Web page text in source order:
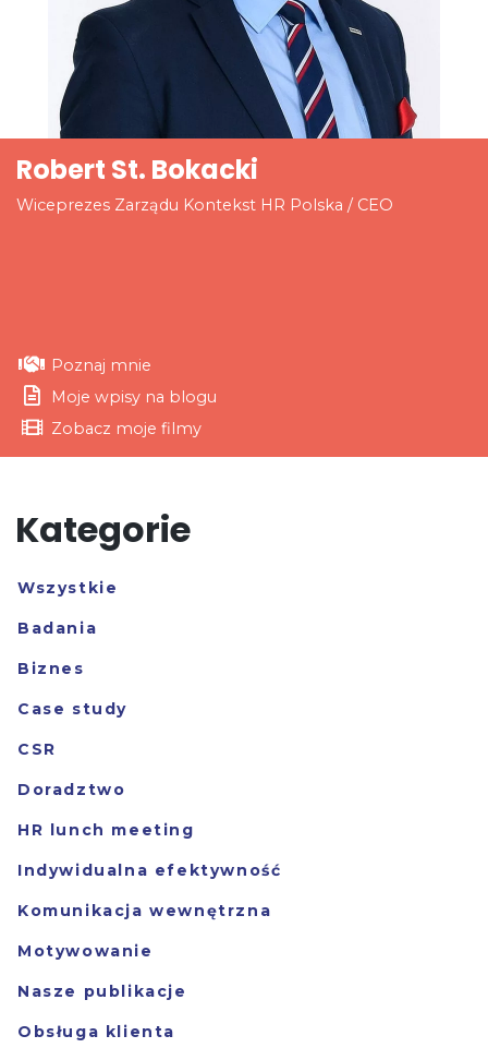
Robert St. Bokacki
Wiceprezes Zarządu Kontekst HR Polska / CEO
Poznaj mnie
Moje wpisy na blogu
Zobacz moje filmy
Kategorie
Wszystkie
Badania
Biznes
Case study
CSR
Doradztwo
HR lunch meeting
Indywidualna efektywność
Komunikacja wewnętrzna
Motywowanie
Nasze publikacje
Obsługa klienta